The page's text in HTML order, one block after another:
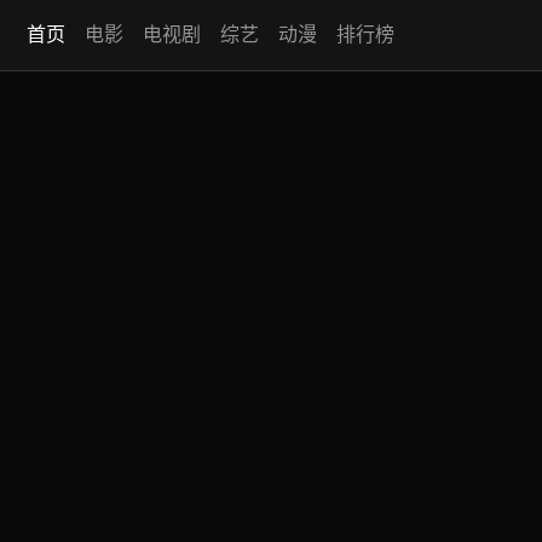
首页 电影 电视剧 综艺 动漫 排行榜